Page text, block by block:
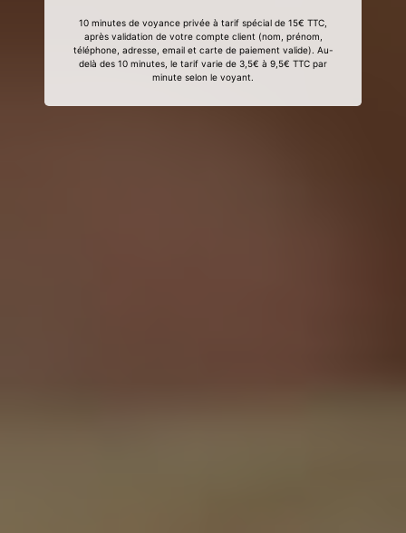
10 minutes de voyance privée à tarif spécial de 15€ TTC,
après validation de votre compte client (nom, prénom,
téléphone, adresse, email et carte de paiement valide). Au-
delà des 10 minutes, le tarif varie de 3,5€ à 9,5€ TTC par
minute selon le voyant.